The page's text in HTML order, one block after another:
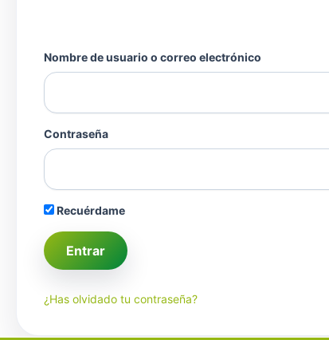
Nombre de usuario o correo electrónico
Contraseña
Recuérdame
¿Has olvidado tu contraseña?